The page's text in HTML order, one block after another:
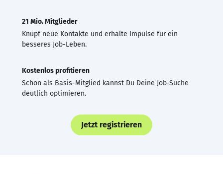
21 Mio. Mitglieder
Knüpf neue Kontakte und erhalte Impulse für ein
besseres Job-Leben.
Kostenlos profitieren
Schon als Basis-Mitglied kannst Du Deine Job-Suche
deutlich optimieren.
Jetzt registrieren